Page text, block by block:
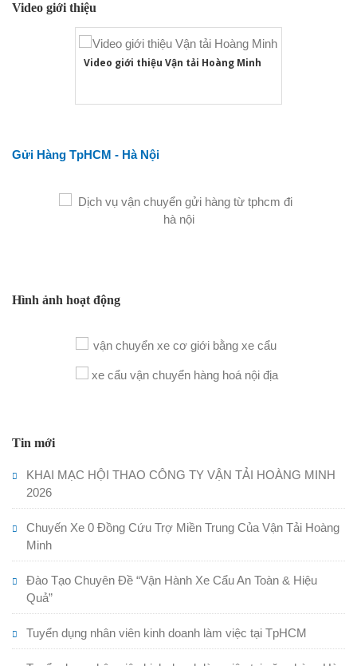
Video giới thiệu
Video giới thiệu Vận tải Hoàng Minh
Gửi Hàng TpHCM - Hà Nội
Hình ảnh hoạt động
Tin mới
KHAI MẠC HỘI THAO CÔNG TY VẬN TẢI HOÀNG MINH
2026
Chuyến Xe 0 Đồng Cứu Trợ Miền Trung Của Vận Tải Hoàng
Minh
Đào Tạo Chuyên Đề “Vận Hành Xe Cẩu An Toàn & Hiệu
Quả”
Tuyển dụng nhân viên kinh doanh làm việc tại TpHCM